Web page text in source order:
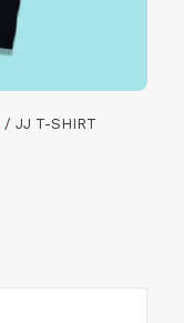
/ JJ T-SHIRT